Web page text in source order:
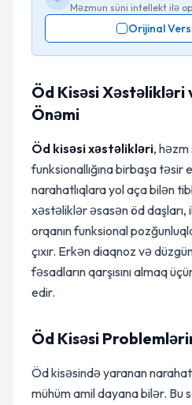
Məzmun süni intellekt ilə
Orijinal
Öd Kisəsi Xəstəlikləri
Önəmi
Öd kisəsi xəstəlikləri,
funksionallığına birbaşa təsir
narahatlıqlara yol aça bilən
xəstəliklər əsasən öd
orqanın funksional
çıxır. Erkən diaqnoz və
fəsadların qarşısını almaq
edir.
Öd Kisəsi
Öd kisəsində yaranan
mühüm amil dayana bilər. Bu